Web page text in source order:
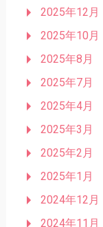
2025年12月
2025年10月
2025年8月
2025年7月
2025年4月
2025年3月
2025年2月
2025年1月
2024年12月
2024年11月